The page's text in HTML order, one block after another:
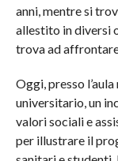
anni, mentre si
allestito in diversi
trova ad
Oggi, presso
universitario, un
valori sociali e
per illustrare il